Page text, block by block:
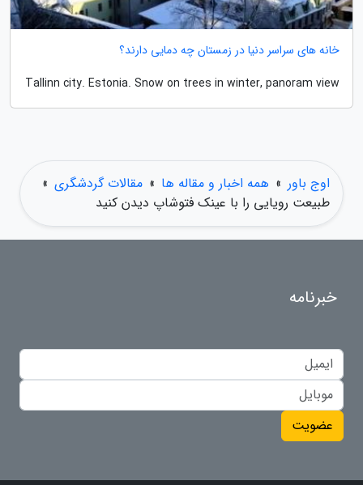
خانه های سراسر دنیا در زمستان چه دمایی دارند؟
Tallinn city. Estonia. Snow on trees in winter, panoram view
اوج باور » همه اخبار و مقاله ها » مقالات گردشگری »
طبیعت رویایی را با عینک فتوشاپ دیدن کنید
خبرنامه
عضویت